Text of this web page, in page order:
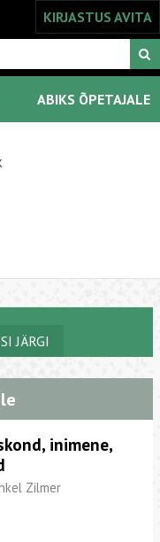
KIRJASTUS AVITA
ABIKS ÕPETAJALE
JÄRGI
inimene,
Zilmer